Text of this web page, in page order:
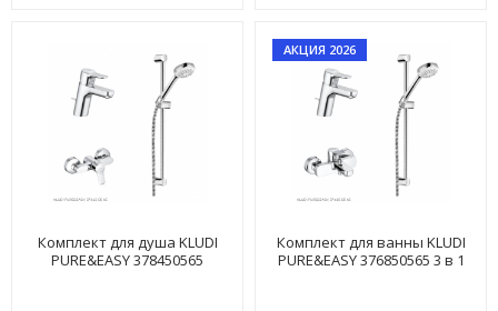
Комплект для душа KLUDI
PURE&EASY 378450565
АКЦИЯ 2026
Комплект для ванны KLUDI
PURE&EASY 376850565 3 в 1